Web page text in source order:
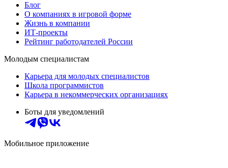
Блог
О компаниях в игровой форме
Жизнь в компании
ИТ-проекты
Рейтинг работодателей России
Молодым специалистам
Карьера для молодых специалистов
Школа программистов
Карьера в некоммерческих организациях
Боты для уведомлений
Мобильное приложение